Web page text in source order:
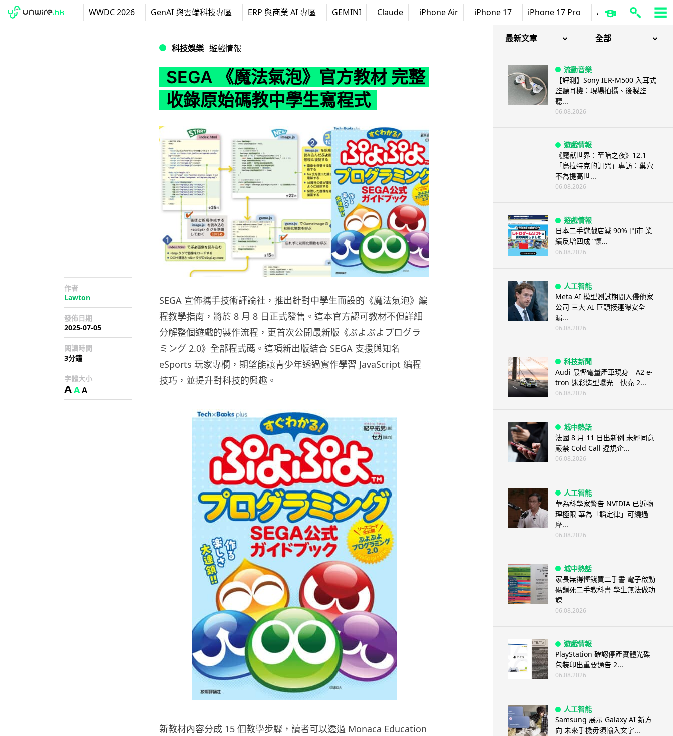
WWDC 2026 GenAI 與雲端科技專區 ERP 與商業 AI 專區 GEMINI Claude iPhone Air iPhone 17 iPhone 17 Pro AirPods Pro 3
科技娛樂 遊戲情報
SEGA 《魔法氣泡》官方教材 完整
收錄原始碼教中學生寫程式
作者
Lawton
發佈日期
2025-07-05
閱讀時間
3分鐘
字體大小
AAA
SEGA 宣佈攜手技術評論社，推出針對中學生而設的《魔法氣泡》編
程教學指南，將於 8 月 8 日正式發售。這本官方認可教材不但詳細
分解整個遊戲的製作流程，更首次公開最新版《ぷよぷよプログラ
ミング 2.0》全部程式碼。這項新出版結合 SEGA 支援與知名
eSports 玩家專欄，期望能讓青少年透過實作學習 JavaScript 編程
技巧，並提升對科技的興趣。
新教材內容分成 15 個教學步驟，讀者可以透過 Monaca Education
最新文章 全部
流動音樂
【評測】Sony IER-M500 入耳式
監聽耳機：現場拍攝、後製監
聽...
06.08.2026
遊戲情報
《魔獸世界：至暗之夜》12.1
「烏拉特克的詛咒」專訪：巢穴
不為提高世...
06.08.2026
遊戲情報
日本二手遊戲店減 90% 門市 業
績反增四成 “懷...
06.08.2026
人工智能
Meta AI 模型測試期間入侵他家
公司 三大 AI 巨頭接連曝安全
漏...
06.08.2026
科技新聞
Audi 最慳電量產車現身 A2 e-
tron 迷彩造型曝光 快充 2...
06.08.2026
城中熱話
法國 8 月 11 日出新例 未經同意
嚴禁 Cold Call 違規企...
06.08.2026
人工智能
華為科學家警告 NVIDIA 已近物
理極限 華為「韜定律」可繞過
摩...
06.08.2026
城中熱話
家長無得慳錢買二手書 電子啟動
碼鎖死二手教科書 學生無法做功
課
06.08.2026
遊戲情報
PlayStation 確認停產實體光碟
包裝印出重要通告 2...
06.08.2026
人工智能
Samsung 展示 Galaxy AI 新方
向 未來手機毋須輸入文字...